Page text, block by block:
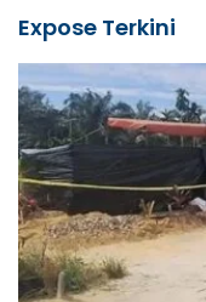
Expose Terkini